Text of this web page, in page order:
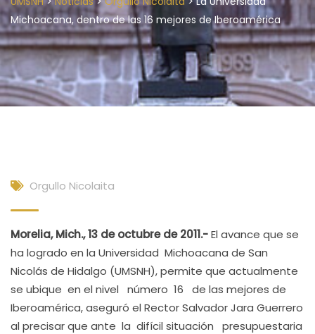
Michoacana, dentro de las 16 mejores de Iberoamérica
Orgullo Nicolaita
Morelia, Mich., 13 de octubre de 2011.-El avance que se
ha logrado en la Universidad Michoacana de San
Nicolás de Hidalgo (UMSNH), permite que actualmente
se ubique en el nivel número 16 de las mejores de
Iberoamérica, aseguró el Rector Salvador Jara Guerrero
al precisar que ante la difícil situación presupuestaria